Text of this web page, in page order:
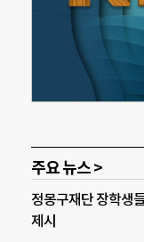
주요 뉴스 >
정몽구재단 장학생
제시